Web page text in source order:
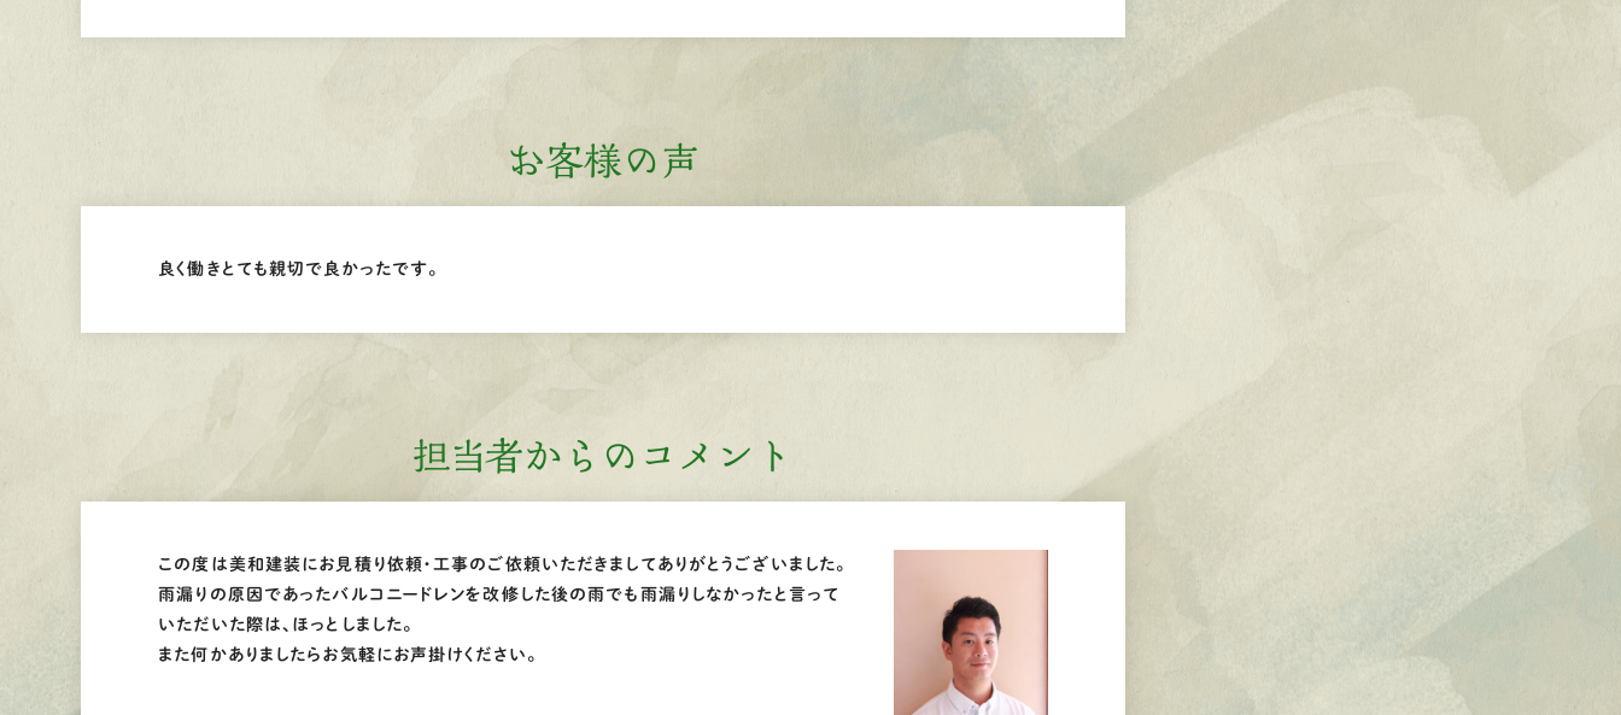
お客様の声
良く働きとても親切で良かったです。
担当者からのコメント
この度は美和建装にお見積り依頼・工事のご依頼いただきましてありがとうございました。
雨漏りの原因であったバルコニードレンを改修した後の雨でも雨漏りしなかったと言って
いただいた際は、ほっとしました。
また何かありましたらお気軽にお声掛けください。